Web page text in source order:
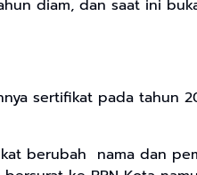
diam, dan saat ini
sertifikat pada tahun
berubah nama dan